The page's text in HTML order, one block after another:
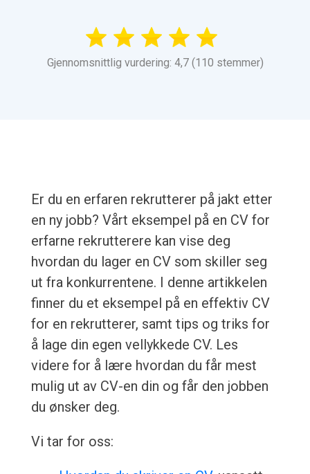
Gjennomsnittlig vurdering: 4,7 (110 stemmer)
Er du en erfaren rekrutterer på jakt etter
en ny jobb? Vårt eksempel på en CV for
erfarne rekrutterere kan vise deg
hvordan du lager en CV som skiller seg
ut fra konkurrentene. I denne artikkelen
finner du et eksempel på en effektiv CV
for en rekrutterer, samt tips og triks for
å lage din egen vellykkede CV. Les
videre for å lære hvordan du får mest
mulig ut av CV-en din og får den jobben
du ønsker deg.
Vi tar for oss: